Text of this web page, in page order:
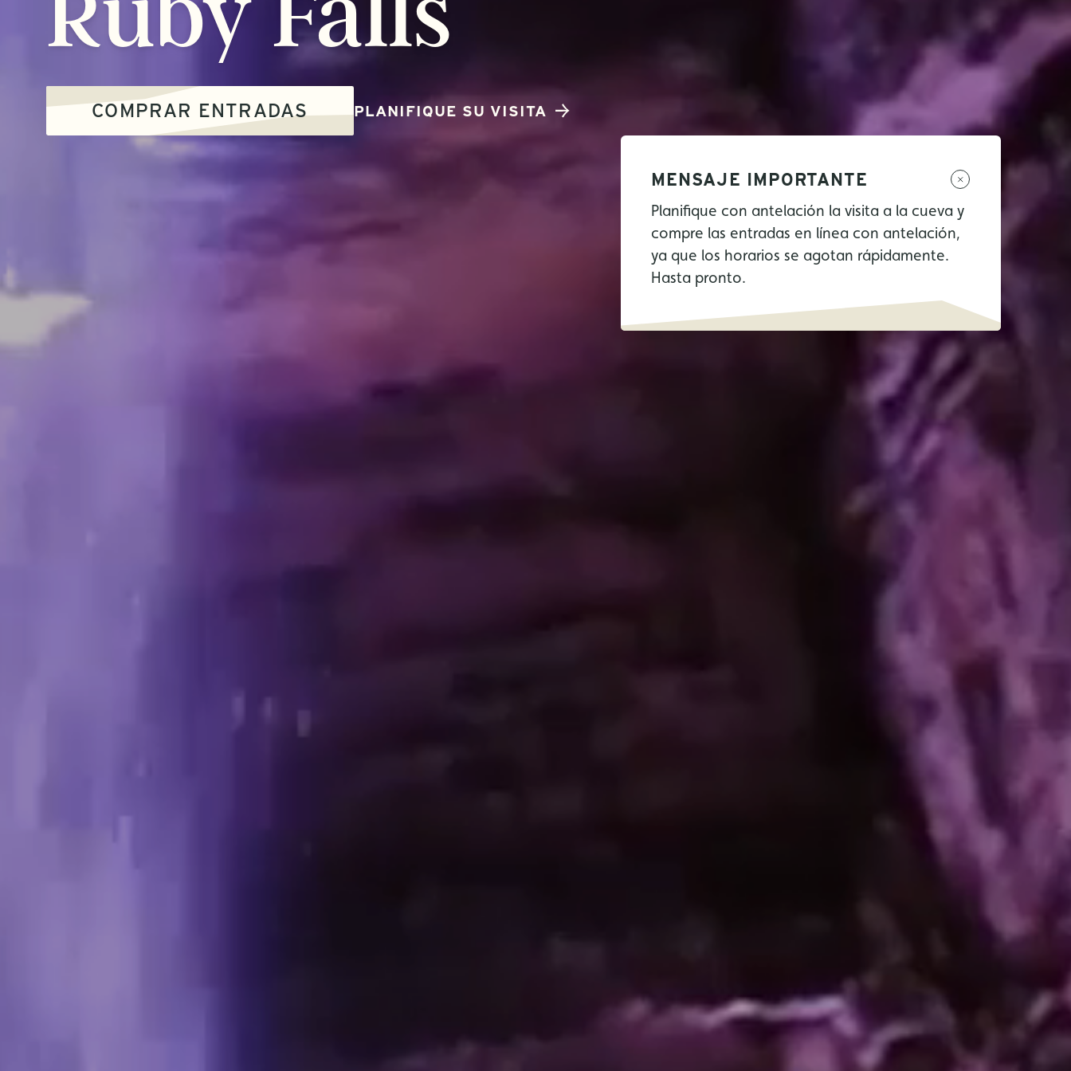
COMPRAR ENTRADAS PLANIFIQUE SU VISITA
MENSAJE IMPORTANTE
Planifique con antelación la visita a la cueva y
compre las entradas en línea con antelación,
ya que los horarios se agotan rápidamente.
Hasta pronto.